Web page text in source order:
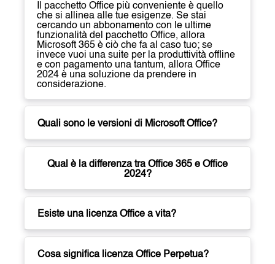
Il pacchetto Office più conveniente è quello
che si allinea alle tue esigenze. Se stai
cercando un abbonamento con le ultime
funzionalità del pacchetto Office, allora
Microsoft 365 è ciò che fa al caso tuo; se
invece vuoi una suite per la produttività offline
e con pagamento una tantum, allora Office
2024 è una soluzione da prendere in
considerazione.
Quali sono le versioni di Microsoft Office?
Qual è la differenza tra Office 365 e Office
2024?
Esiste una licenza Office a vita?
Cosa significa licenza Office Perpetua?